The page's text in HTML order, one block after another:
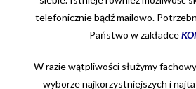
telefonicznie bądź mailowo.
Państwo w zakładce
W razie wątpliwości służymy
wyborze najkorzystniejszych i